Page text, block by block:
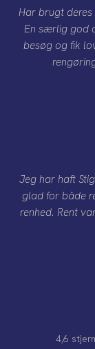
Har brugt
En særlig god
besøg og fik
Jeg har haft
glad for både
renhed. Rent
4,6